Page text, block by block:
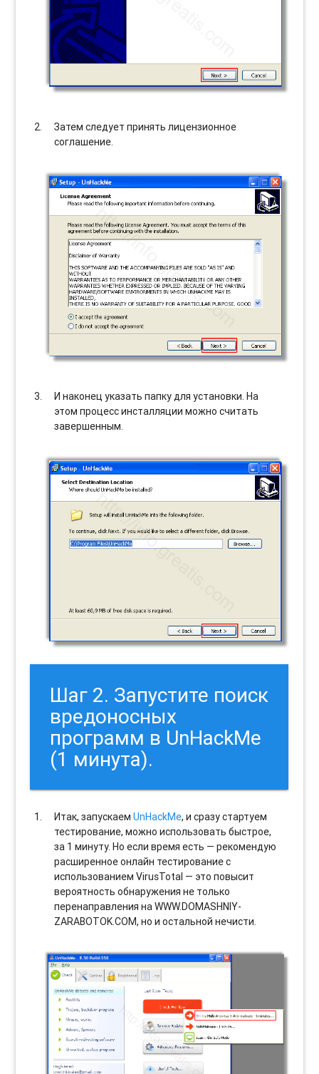
Затем следует принять лицензионное
соглашение.
И наконец указать папку для установки. На
этом процесс инсталляции можно считать
завершенным.
Шаг 2. Запустите поиск
вредоносных
программ в UnHackMe
(1 минута).
Итак, запускаемUnHackMe, и сразу стартуем
тестирование, можно использовать быстрое,
за 1 минуту. Но если время есть — рекомендую
расширенное онлайн тестирование с
использованием VirusTotal — это повысит
вероятность обнаружения не только
перенаправления на WWW.DOMASHNIY-
ZARABOTOK.COM, но и остальной нечисти.